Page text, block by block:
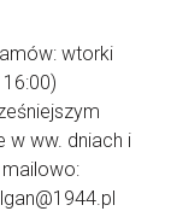
wtorki
w ww. dniach i